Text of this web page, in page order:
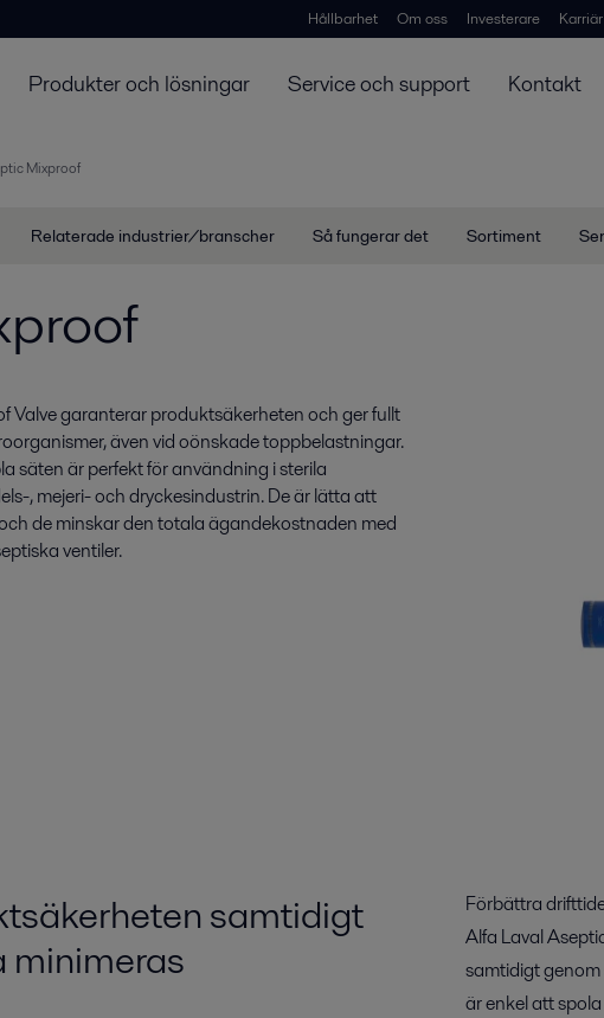
Hållbarhet Om oss Investerare Karriär
Produkter och lösningar Service och support Kontakt
Mixproof
Relaterade industrier/branscher Så fungerar det Sortiment
Valve garanterar produktsäkerheten och ger fullt
även vid oönskade toppbelastningar.
säten är perfekt för användning i sterila
, mejeri- och dryckesindustrin. De är lätta att
de minskar den totala ägandekostnaden med
ventiler.
samtidigt
minimeras
Förbättra
Alfa Laval
samtidigt
är enkel att